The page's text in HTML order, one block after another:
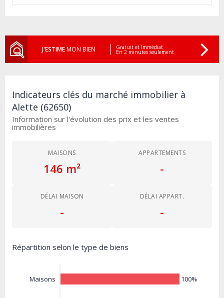
J'ESTIMEMON BIEN Gratuit et Immédiat
En 2 minutes seulement
Indicateurs clés du marché immobilier à
Alette (62650)
Information sur l'évolution des prix et les ventes
immobilières
MAISONS
146 m²
APPARTEMENTS
-
DÉLAI MAISON
-
DÉLAI APPART.
-
Répartition selon le type de biens
Maisons 100%